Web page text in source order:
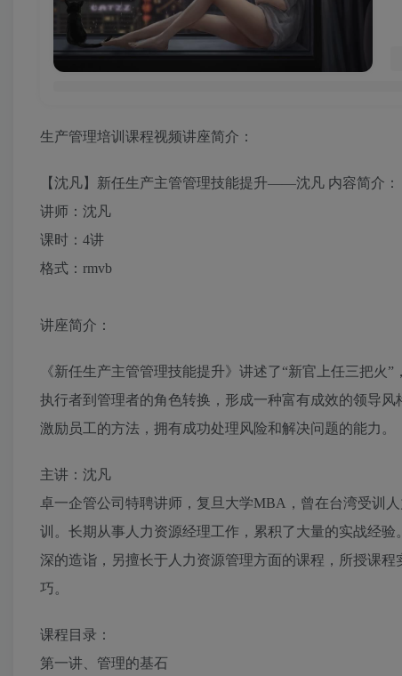
生产管理培训课程视频讲座简介：
【沈凡】新任生产主管管理技能提升——沈凡 内容简介
讲师：沈凡
课时：4讲
格式：rmvb
讲座简介：
《新任生产主管管理技能提升》讲述了“新官上任三把
执行者到管理者的角色转换，形成一种富有成效的领导
激励员工的方法，拥有成功处理风险和解决问题的能力。
主讲：沈凡
卓一企管公司特聘讲师，复旦大学MBA，曾在台湾受训
训。长期从事人力资源经理工作，累积了大量的实战经
深的造诣，另擅长于人力资源管理方面的课程，所授课
巧。
课程目录：
第一讲、管理的基石